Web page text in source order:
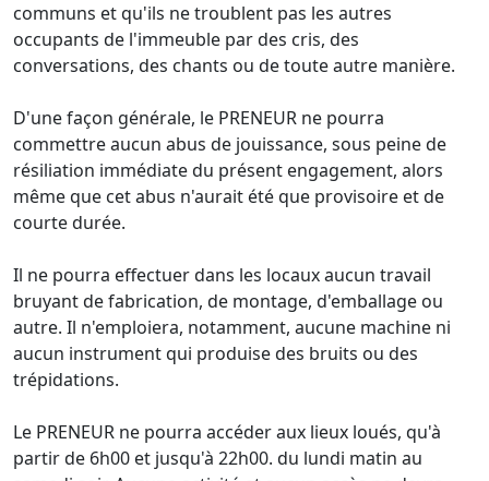
communs et qu'ils ne troublent pas les autres
occupants de l'immeuble par des cris, des
conversations, des chants ou de toute autre manière.
D'une façon générale, le PRENEUR ne pourra
commettre aucun abus de jouissance, sous peine de
résiliation immédiate du présent engagement, alors
même que cet abus n'aurait été que provisoire et de
courte durée.
Il ne pourra effectuer dans les locaux aucun travail
bruyant de fabrication, de montage, d'emballage ou
autre. Il n'emploiera, notamment, aucune machine ni
aucun instrument qui produise des bruits ou des
trépidations.
Le PRENEUR ne pourra accéder aux lieux loués, qu'à
partir de 6h00 et jusqu'à 22h00. du lundi matin au